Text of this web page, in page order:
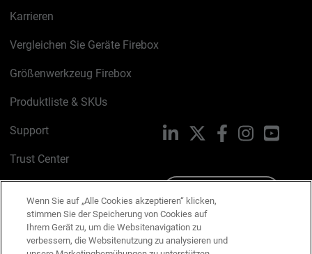
Karrieren
Vergleichen Sie Geräte Firebox
Größenwerkzeug Firebox
Produktliste & SKUs
Support
Trust Center
Cookie-Richtlinie
Datenschutzrichtlinie
LinkedIn FacebookInstagram
Wenn Sie auf „Alle Cookies akzeptieren“ klicken,
stimmen Sie der Speicherung von Cookies auf
Ihrem Gerät zu, um die Websitenavigation zu
verbessern, die Websitenutzung zu analysieren und